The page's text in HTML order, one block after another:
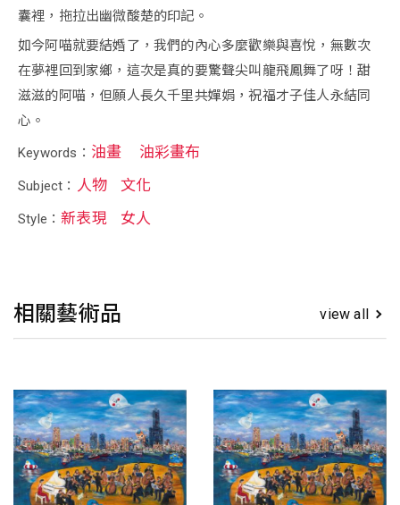
囊裡，拖拉出幽微酸楚的印記。
如今阿喵就要結婚了，我們的內心多麼歡樂與喜悅，無數次
在夢裡回到家鄉，這次是真的要驚聲尖叫龍飛鳳舞了呀！甜
滋滋的阿喵，但願人長久千里共嬋娟，祝福才子佳人永結同
心。
Keywords： 油畫 油彩畫布
Subject： 人物 文化
Style：新表現 女人
相關藝術品 view all